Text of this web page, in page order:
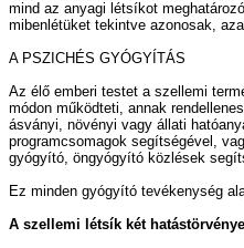
mind az anyagi létsíkot
mibenlétüket tekintve azonosak,
A PSZICHÉS GYÓGYÍTÁS
Az élő emberi testet a szellemi
módon működteti, annak
ásványi, növényi vagy állati
programcsomagok segítségével,
gyógyító, öngyógyító közlések
Ez minden gyógyító tevékenység
A szellemi létsík két